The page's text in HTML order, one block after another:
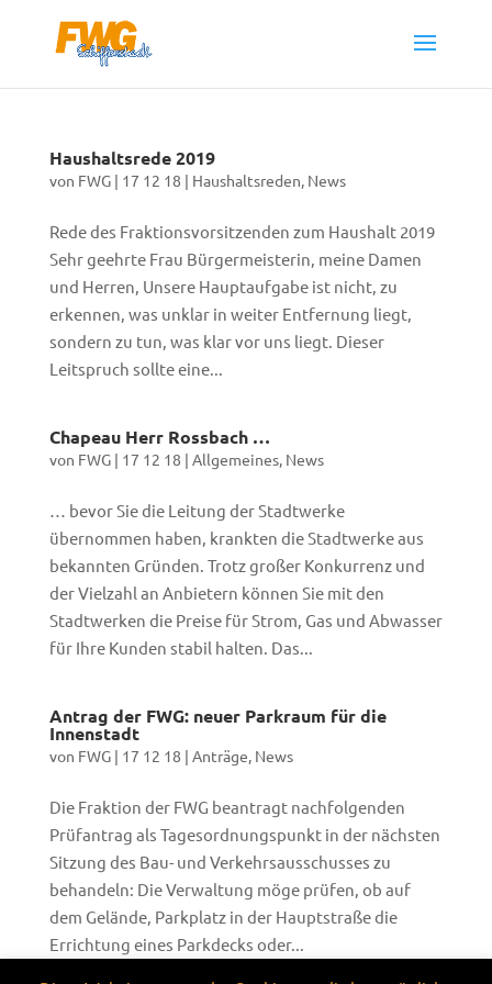
Haushaltsrede 2019
von FWG| 17 12 18 | Haushaltsreden, News
Rede des Fraktionsvorsitzenden zum Haushalt 2019
Sehr geehrte Frau Bürgermeisterin, meine Damen
und Herren, Unsere Hauptaufgabe ist nicht, zu
erkennen, was unklar in weiter Entfernung liegt,
sondern zu tun, was klar vor uns liegt. Dieser
Leitspruch sollte eine...
Chapeau Herr Rossbach …
von FWG| 17 12 18 | Allgemeines, News
… bevor Sie die Leitung der Stadtwerke
übernommen haben, krankten die Stadtwerke aus
bekannten Gründen. Trotz großer Konkurrenz und
der Vielzahl an Anbietern können Sie mit den
Stadtwerken die Preise für Strom, Gas und Abwasser
für Ihre Kunden stabil halten. Das...
Antrag der FWG: neuer Parkraum für die
Innenstadt
von FWG| 17 12 18 | Anträge, News
Die Fraktion der FWG beantragt nachfolgenden
Prüfantrag als Tagesordnungspunkt in der nächsten
Sitzung des Bau- und Verkehrsausschusses zu
behandeln: Die Verwaltung möge prüfen, ob auf
dem Gelände, Parkplatz in der Hauptstraße die
Errichtung eines Parkdecks oder...